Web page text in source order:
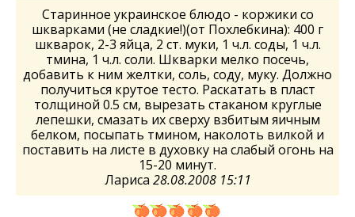
Старинное украинское блюдо - коржики со
шкварками (не сладкие!)(от Похлебкина): 400 г
шкварок, 2-3 яйца, 2 ст. муки, 1 ч.л. соды, 1 ч.л.
тмина, 1 ч.л. соли. Шкварки мелко посечь,
добавить к ним желтки, соль, соду, муку. Должно
получиться крутое тесто. Раскатать в пласт
толщиной 0.5 см, вырезать стаканом круглые
лепешки, смазать их сверху взбитым яичным
белком, посыпать тмином, наколоть вилкой и
поставить на листе в духовку на слабый огонь на
15-20 минут.
Лариса 28.08.2008 15:11